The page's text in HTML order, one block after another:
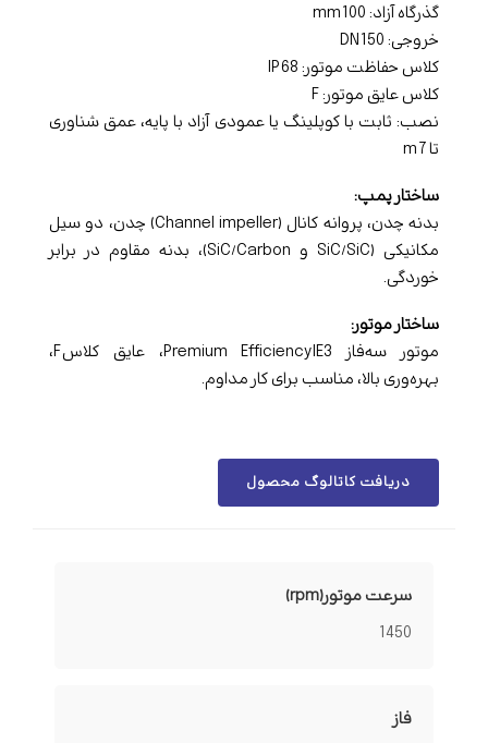
گذرگاه آزاد: 100 mm
خروجی: DN 150
کلاس حفاظت موتور: IP 68
کلاس عایق موتور: F
نصب: ثابت با کوپلینگ یا عمودی آزاد با پایه، عمق شناوری
تا 7 m
ساختار پمپ:
بدنه چدن، پروانه کانال (Channel impeller) چدن، دو سیل
مکانیکی (SiC/SiC و SiC/Carbon)، بدنه مقاوم در برابر
خوردگی.
ساختار موتور:
موتور سه‌فاز Premium Efficiency IE3، عایق کلاس F،
بهره‌وری بالا، مناسب برای کار مداوم.
دریافت کاتالوگ محصول
سرعت موتور(rpm)
1450
فاز